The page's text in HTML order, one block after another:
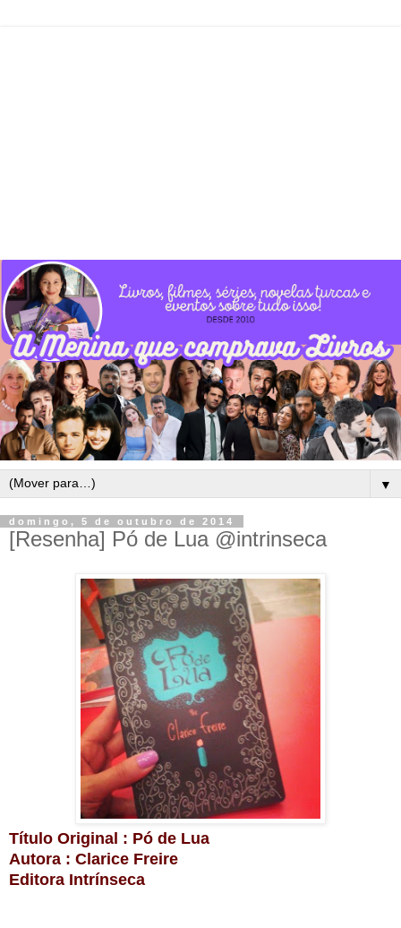
▼
domingo, 5 de outubro de 2014
[Resenha] Pó de Lua @intrinseca
Título Original : Pó de Lua
Autora : Clarice Freire
Editora Intrínseca